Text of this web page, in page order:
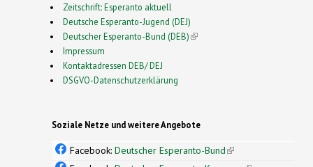
Zeitschrift: Esperanto aktuell
Deutsche Esperanto-Jugend (DEJ)
Deutscher Esperanto-Bund (DEB)(link is external)
Impressum
Kontaktadressen DEB/ DEJ
DSGVO-Datenschutzerklärung
Soziale Netze und weitere Angebote
Facebook: Deutscher Esperanto-Bund(link is